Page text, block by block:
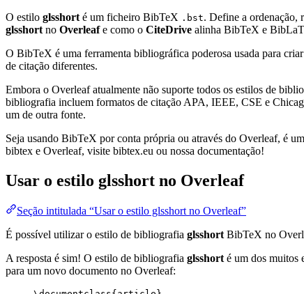
O estilo glsshort é um ficheiro BibTeX .bst. Define a ordenação,
glsshort no Overleafe como o CiteDrive alinha BibTeX e
O BibTeX é uma ferramenta bibliográfica poderosa usada para
de citação diferentes.
Embora o Overleaf atualmente não suporte todos os estilos de
bibliografia incluem formatos de citação APA, IEEE, CSE e
um de outra fonte.
Seja usando BibTeX por conta própria ou através do Overleaf, é
bibtex e Overleaf, visite bibtex.eu ou nossa documentação!
Usar o estilo glsshort no Overleaf
Seção intitulada “Usar o estilo glsshort no Overleaf”
É possível utilizar o estilo de bibliografia glsshortBibTeX no
A resposta é sim! O estilo de bibliografia glsshorté um dos muitos
para um novo documento no Overleaf: